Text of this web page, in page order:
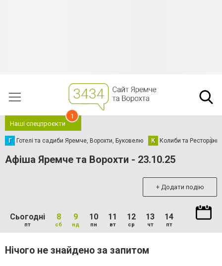
Наші спецпроєкти
1
Г Готелі та садиби Яремче, Ворохти, Буковелю К Колиби та Ресторани
Афіша Яремче та Ворохти - 23.10.25
+ Додати подію
Сьогодні
пт
8
сб
9
нд
10
пн
11
вт
12
ср
13
чт
14
пт
Нічого не знайдено за запитом